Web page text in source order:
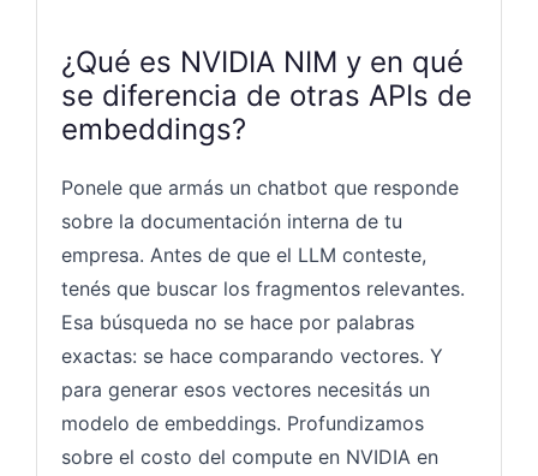
¿Qué es NVIDIA NIM y en qué
se diferencia de otras APIs de
embeddings?
Ponele que armás un chatbot que responde
sobre la documentación interna de tu
empresa. Antes de que el LLM conteste,
tenés que buscar los fragmentos relevantes.
Esa búsqueda no se hace por palabras
exactas: se hace comparando vectores. Y
para generar esos vectores necesitás un
modelo de embeddings. Profundizamos
sobre el costo del compute en NVIDIA en